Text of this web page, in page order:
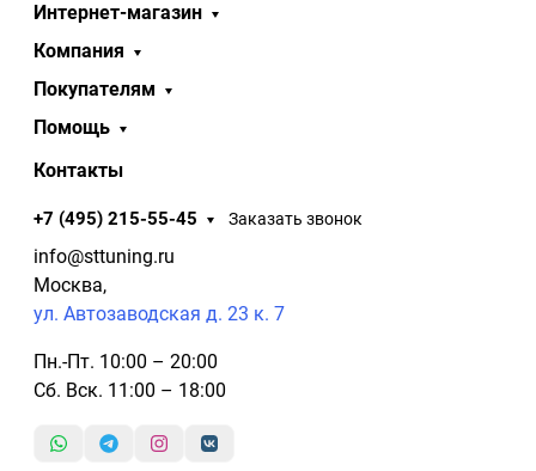
Интернет-магазин
Компания
Покупателям
Помощь
Контакты
+7 (495) 215-55-45 Заказать звонок
info@sttuning.ru
Москва,
ул. Автозаводская д. 23 к. 7
Пн.-Пт. 10:00 – 20:00
Сб. Вск. 11:00 – 18:00